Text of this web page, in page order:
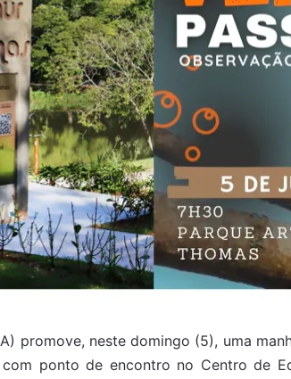
promove, neste domingo (5), uma
ponto de encontro no Centro de